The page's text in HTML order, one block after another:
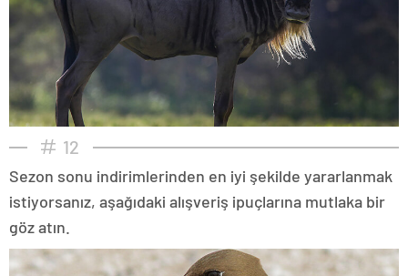
12
Sezon sonu indirimlerinden en iyi şekilde yararlanmak
istiyorsanız, aşağıdaki alışveriş ipuçlarına mutlaka bir
göz atın.